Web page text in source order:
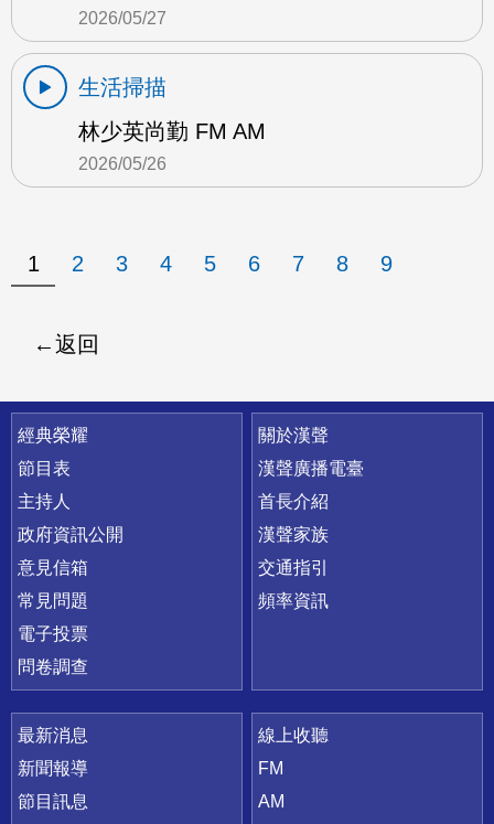
2026/05/27
生活掃描
林少英尚勤 FM AM
2026/05/26
1 2 3 4 5 6 7 8 9
返回
快速連結
經典榮耀
節目表
主持人
政府資訊公開
意見信箱
常見問題
電子投票
問卷調查
關於漢聲
漢聲廣播電臺
首長介紹
漢聲家族
交通指引
頻率資訊
最新消息
新聞報導
節目訊息
線上收聽
FM
AM